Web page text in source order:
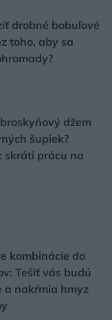
drobné bobuľové
toho, aby sa
džem
šupiek?
skráti prácu na
kombinácie do
Tešiť vás budú
a nakŕmia hmyz